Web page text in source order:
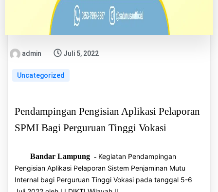
admin Juli 5, 2022
Uncategorized
Pendampingan Pengisian Aplikasi Pelaporan
SPMI Bagi Perguruan Tinggi Vokasi
Bandar Lampung - Kegiatan Pendampingan
Pengisian Aplikasi Pelaporan Sistem Penjaminan Mutu
Internal bagi Perguruan Tinggi Vokasi pada tanggal 5-6